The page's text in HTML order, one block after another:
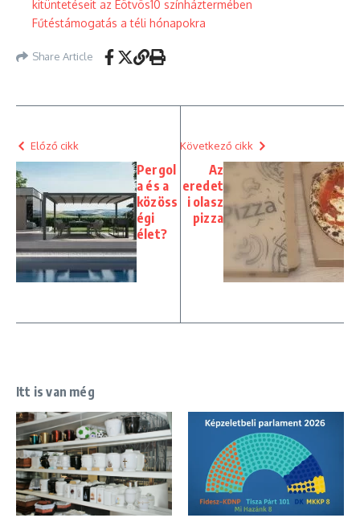
kitüntetéseit az Eötvös10 színháztermében
Fűtéstámogatás a téli hónapokra
Share Article
Előző cikk
Pergol
a és a
közöss
égi
élet?
Következő cikk
Az
eredet
i olasz
pizza
Itt is van még